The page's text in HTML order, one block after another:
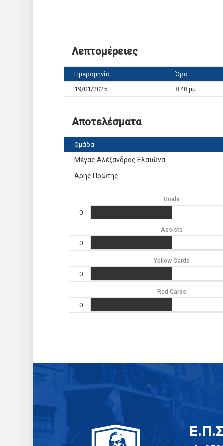
Λεπτομέρειες
Ημερομηνία
Ώρα
19/01/2025
8:48 μμ
Αποτελέσματα
Ομάδα
Μέγας Αλέξανδρος Ελαιώνα
Άρης Πρώτης
Goals
0
Assists
0
Yellow Cards
0
Red Cards
0